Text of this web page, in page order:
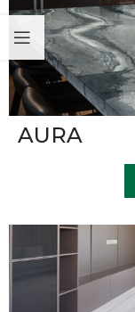
AURA